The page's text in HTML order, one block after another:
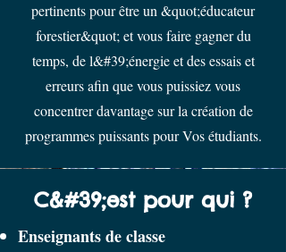
pertinents pour être un &quot;éducateur
forestier&quot; et vous faire gagner du
temps, de l&#39;énergie et des essais et
erreurs afin que vous puissiez vous
concentrer davantage sur la création de
programmes puissants pour Vos étudiants.
C&#39;est pour qui ?
Enseignants de classe